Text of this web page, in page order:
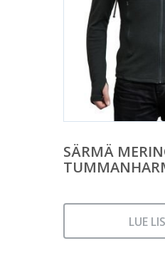
SÄRMÄ
LUE